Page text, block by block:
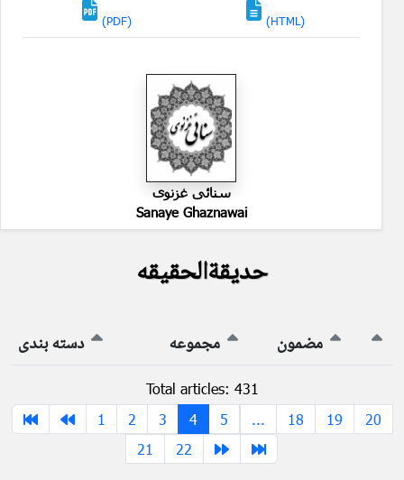
(PDF) (HTML)
سنائی غزنوی
Sanaye Ghaznawai
حدیقةالحقیقه
مضمون مجموعه دسته بندی
Total articles: 431
1
2 3 4 5 ... 18 19
20
21
22